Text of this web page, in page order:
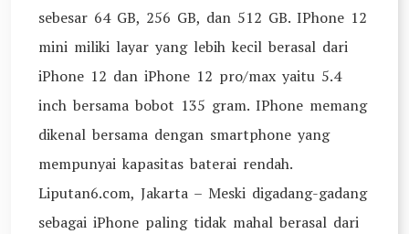
sebesar 64 GB, 256 GB, dan 512 GB. IPhone 12
mini miliki layar yang lebih kecil berasal dari
iPhone 12 dan iPhone 12 pro/max yaitu 5.4
inch bersama bobot 135 gram. IPhone memang
dikenal bersama dengan smartphone yang
mempunyai kapasitas baterai rendah.
Liputan6.com, Jakarta – Meski digadang-gadang
sebagai iPhone paling tidak mahal berasal dari